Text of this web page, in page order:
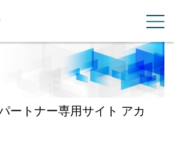
ートナー専用サイト アカ